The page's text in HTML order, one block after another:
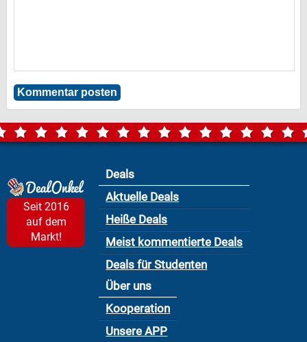
Seit 2016
auf dem
Markt!
Deals
Aktuelle Deals
Heiße Deals
Meist kommentierte Deals
Deals für Studenten
Über uns
Kooperation
Unsere APP